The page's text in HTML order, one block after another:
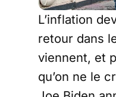
L’inflation
retour dans
viennent, et
qu’on ne le